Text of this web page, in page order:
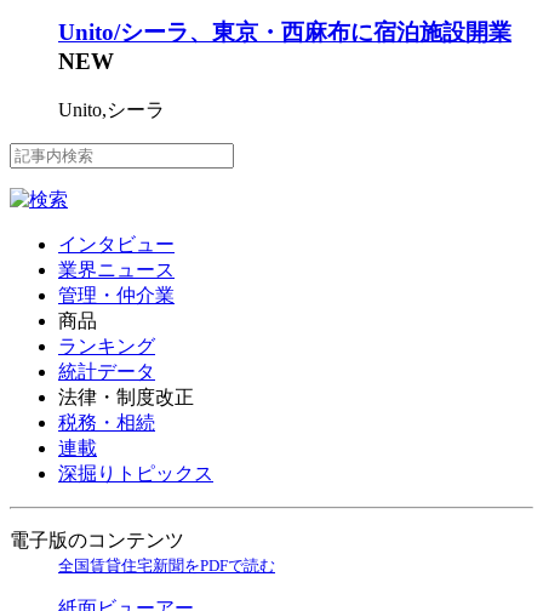
Unito/シーラ、東京・西麻布に宿泊施設開業
NEW
Unito,シーラ
インタビュー
業界ニュース
管理・仲介業
商品
ランキング
統計データ
法律・制度改正
税務・相続
連載
深掘りトピックス
電子版のコンテンツ
全国賃貸住宅新聞をPDFで読む